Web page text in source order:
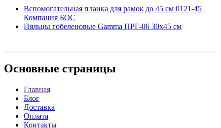
Вспомогательная планка для рамок до 45 см 0121-45
Компания БОС
Пяльцы гобеленовые Gamma ПРГ-06 30х45 см
Основные страницы
Главная
Блог
Доставка
Оплата
Контакты